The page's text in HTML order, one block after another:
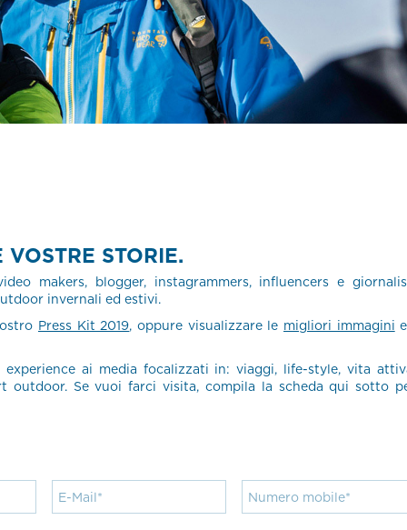
STORIE.
makers, blogger, instagrammers, influencers e
invernali ed estivi.
Press Kit 2019, oppure visualizzare le migliori immagini
ai media focalizzati in: viaggi, life-style, vita
outdoor. Se vuoi farci visita, compila la scheda qui sotto